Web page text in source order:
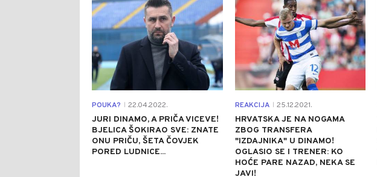
POUKA? 22.04.2022.
JURI DINAMO, A PRIČA VICEVE!
BJELICA ŠOKIRAO SVE: ZNATE
ONU PRIČU, ŠETA ČOVJEK
PORED LUDNICE...
REAKCIJA 25.12.2021.
HRVATSKA JE NA NOGAMA
ZBOG TRANSFERA
"IZDAJNIKA" U DINAMO!
OGLASIO SE I TRENER: KO
HOĆE PARE NAZAD, NEKA SE
JAVI!